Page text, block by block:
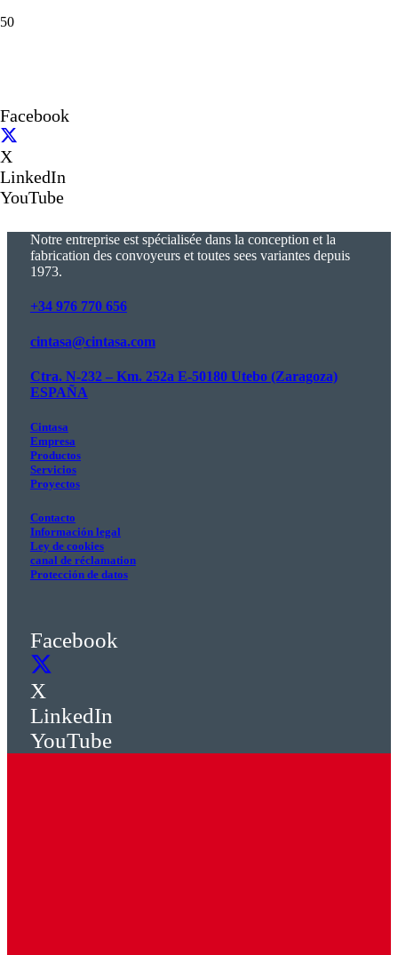
Facebook
X
LinkedIn
YouTube
Notre entreprise est spécialisée dans la conception et la
fabrication des convoyeurs et toutes sees variantes depuis
1973.
+34 976 770 656
cintasa@cintasa.com
Ctra. N-232 – Km. 252a E-50180 Utebo (Zaragoza)
ESPAÑA
Cintasa
Empresa
Productos
Servicios
Proyectos
Contacto
Información legal
Ley de cookies
canal de réclamation
Protección de datos
Facebook
X
LinkedIn
YouTube